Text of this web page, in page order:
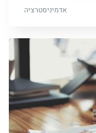
אדמיניסטרציה